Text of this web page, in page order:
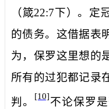
（箴22:7下）。定
的债务。这借据表
为，保罗这里想的
所有的过犯都记录
判。 [10]不论保罗